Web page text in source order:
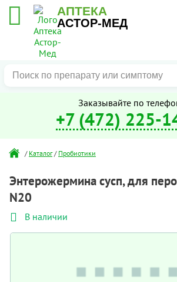
АПТЕКА
АСТОР-МЕД
Заказывайте по
+7 (472) 225-
/ Каталог / Пробиотики
Энтерожермина сусп, для
N20
В наличии